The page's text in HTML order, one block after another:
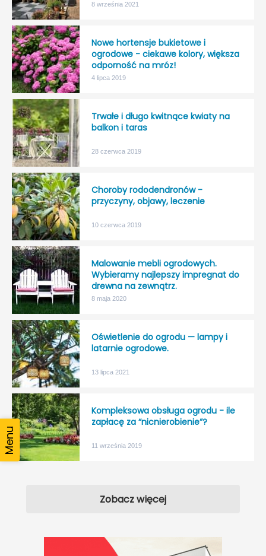
8 września 2021
Nowe hortensje bukietowe i
ogrodowe - ciekawe kolory, większa
odporność na mróz!
4 lipca 2019
Trwałe i długo kwitnące kwiaty na
balkon i taras
28 czerwca 2019
Choroby rododendronów -
przyczyny, objawy, leczenie
10 czerwca 2019
Malowanie mebli ogrodowych.
Wybieramy najlepszy impregnat do
drewna na zewnątrz.
8 maja 2020
Oświetlenie do ogrodu — lampy i
latarnie ogrodowe.
13 lipca 2021
Kompleksowa obsługa ogrodu - ile
zapłacę za “nicnierobienie”?
11 września 2019
Zobacz więcej